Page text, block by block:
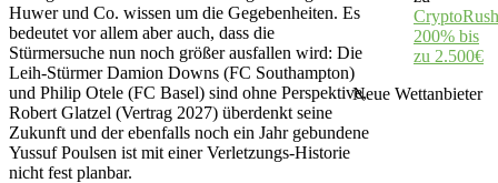
Huwer und Co. wissen um die Gegebenheiten. Es
bedeutet vor allem aber auch, dass die
Stürmersuche nun noch größer ausfallen wird: Die
Leih-Stürmer Damion Downs (FC Southampton)
und Philip Otele (FC Basel) sind ohne Perspektive,
Robert Glatzel (Vertrag 2027) überdenkt seine
Zukunft und der ebenfalls noch ein Jahr gebundene
Yussuf Poulsen ist mit einer Verletzungs-Historie
nicht fest planbar.
200% bis
zu 2.500€
Neue Wettanbieter